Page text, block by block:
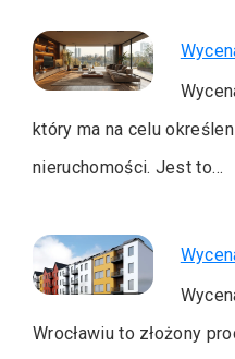
który ma na celu
nieruchomości. Jest to…
Wrocławiu to złożony